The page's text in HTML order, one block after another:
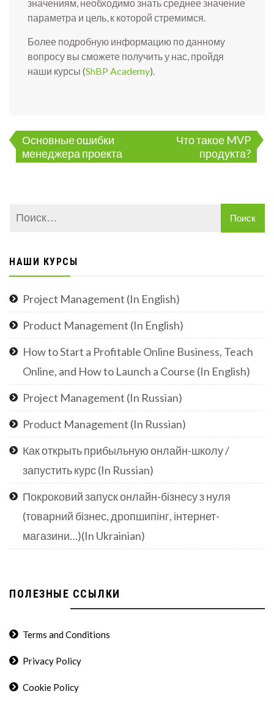
значениям, необходимо знать среднее значение
параметра и цель, к которой стремимся.
Более подробную информацию по данному
вопросу вы сможете получить у нас, пройдя
наши курсы (ShBP Academy).
по
записям
Основные ошибки
менеджера проекта
Что такое MVP
продукта?
НАШИ КУРСЫ
Project Management (In English)
Product Management (In English)
How to Start a Profitable Online Business, Teach
Online, and How to Launch a Course (In English)
Project Management (In Russian)
Product Management (In Russian)
Как открыть прибыльную онлайн-школу /
запустить курс (In Russian)
Покроковий запуск онлайн-бізнесу з нуля
(товарний бізнес, дропшипінг, інтернет-
магазини…)(In Ukrainian)
ПОЛЕЗНЫЕ ССЫЛКИ
Terms and Conditions
Privacy Policy
Cookie Policy